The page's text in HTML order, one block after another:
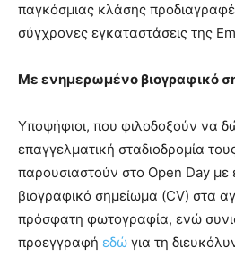
παγκόσμιας κλάσης
σύγχρονες εγκαταστάσεις της
Με ενημερωμένο βιογραφικό
Υποψήφιοι, που φιλοδοξούν να
επαγγελματική σταδιοδρομία
παρουσιαστούν στο Open Day
βιογραφικό σημείωμα (CV) στα
πρόσφατη φωτογραφία, ενώ
προεγγραφή εδώ για τη